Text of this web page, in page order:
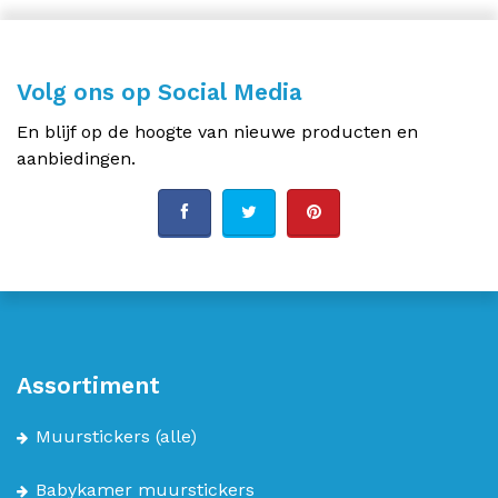
Volg ons op Social Media
En blijf op de hoogte van nieuwe producten en
aanbiedingen.
Assortiment
Muurstickers (alle)
Babykamer muurstickers